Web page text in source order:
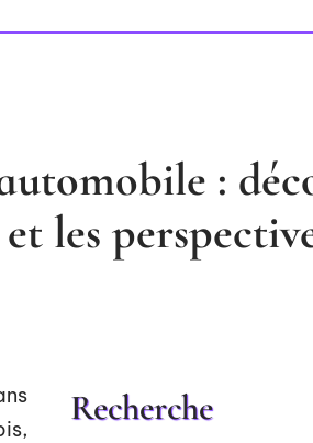
:
les
Recherche